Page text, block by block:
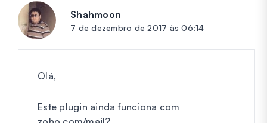
Shahmoon
7 de dezembro de 2017 às 06:14
Olá,
Este plugin ainda funciona com